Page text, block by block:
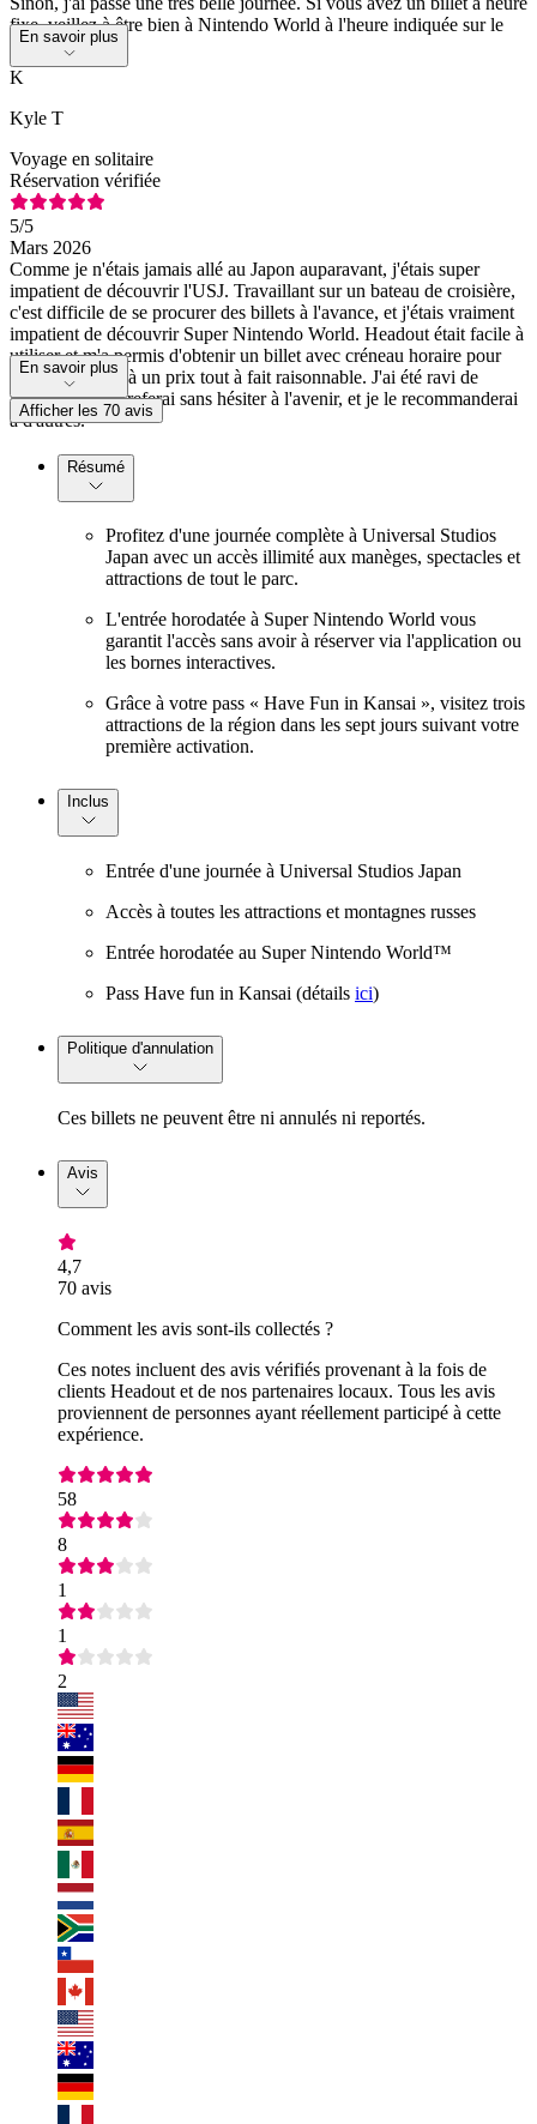
fixe, veillez à être bien à Nintendo World à l'heure indiquée sur le
billet !
En savoir plus
K
Kyle T
Voyage en solitaire
Réservation vérifiée
5/5
Mars 2026
Comme je n'étais jamais allé au Japon auparavant, j'étais super
impatient de découvrir l'USJ. Travaillant sur un bateau de croisière,
c'est difficile de se procurer des billets à l'avance, et j'étais vraiment
impatient de découvrir Super Nintendo World. Headout était facile à
utiliser et m'a permis d'obtenir un billet avec créneau horaire pour
cette attraction, à un prix tout à fait raisonnable. J'ai été ravi de
l'utiliser et je le referai sans hésiter à l'avenir, et je le recommanderai
à d'autres.
En savoir plus
Afficher les 70 avis
Résumé
Profitez d'une journée complète à Universal Studios
Japan avec un accès illimité aux manèges, spectacles et
attractions de tout le parc.
L'entrée horodatée à Super Nintendo World vous
garantit l'accès sans avoir à réserver via l'application ou
les bornes interactives.
Grâce à votre pass « Have Fun in Kansai », visitez trois
attractions de la région dans les sept jours suivant votre
première activation.
Inclus
Entrée d'une journée à Universal Studios Japan
Accès à toutes les attractions et montagnes russes
Entrée horodatée au Super Nintendo World™
Pass Have fun in Kansai (détails ici)
Politique d'annulation
Ces billets ne peuvent être ni annulés ni reportés.
Avis
4,7
70 avis
Comment les avis sont-ils collectés ?
Ces notes incluent des avis vérifiés provenant à la fois de
clients Headout et de nos partenaires locaux. Tous les avis
proviennent de personnes ayant réellement participé à cette
expérience.
58
8
1
1
2